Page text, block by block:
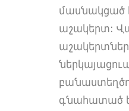
մասնակցած
աշակերտ:
գնահատած